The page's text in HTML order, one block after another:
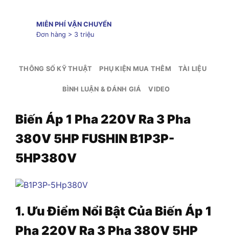
MIỄN PHÍ VẬN CHUYỂN
Đơn hàng > 3 triệu
THÔNG SỐ KỸ THUẬT PHỤ KIỆN MUA THÊM TÀI LIỆU
BÌNH LUẬN & ĐÁNH GIÁ VIDEO
Biến Áp 1 Pha 220V Ra 3 Pha
380V 5HP FUSHIN B1P3P-
5HP380V
1. Ưu Điểm Nổi Bật Của Biến Áp 1
Pha 220V Ra 3 Pha 380V 5HP